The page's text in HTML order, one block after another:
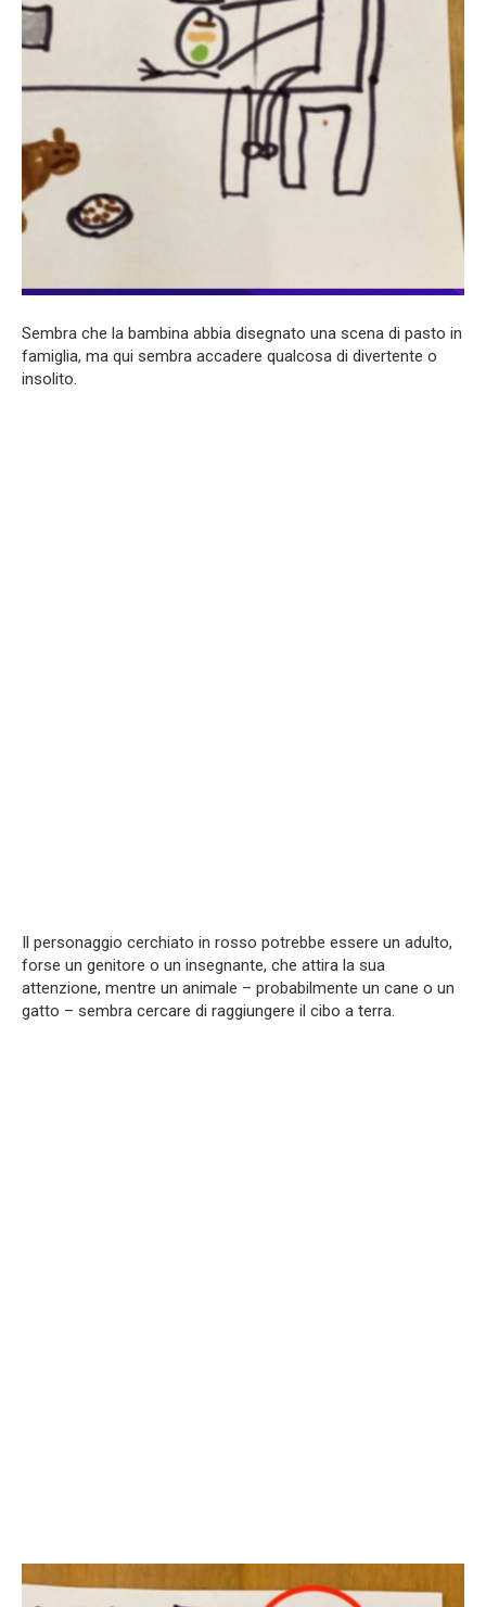
Sembra che la bambina abbia disegnato una scena di pasto in
famiglia, ma qui sembra accadere qualcosa di divertente o
insolito.
Il personaggio cerchiato in rosso potrebbe essere un adulto,
forse un genitore o un insegnante, che attira la sua
attenzione, mentre un animale – probabilmente un cane o un
gatto – sembra cercare di raggiungere il cibo a terra.